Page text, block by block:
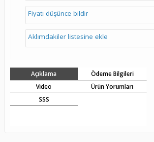
Fiyatı düşünce bildir
Aklımdakiler listesine ekle
Açıklama
Ödeme Bilgileri
Video
Ürün Yorumları
SSS